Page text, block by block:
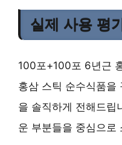
실제 사용 평
100포+100포 6년근
홍삼 스틱 순수식품을
을 솔직하게 전해드립
운 부분들을 중심으로